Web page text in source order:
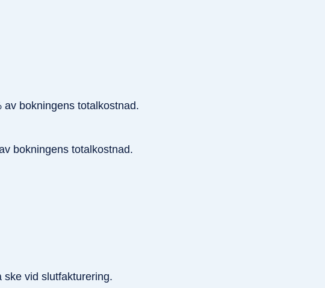
bokningens totalkostnad.
bokningens totalkostnad.
vid slutfakturering.